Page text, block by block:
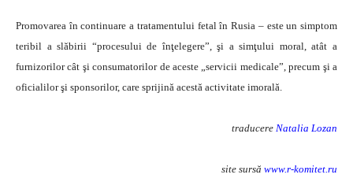
Promovarea în continuare a tratamentului fetal în Rusia – este un simptom
teribil a slăbirii “procesului de înţelegere”, şi a simţului moral, atât a
furnizorilor cât şi consumatorilor de aceste „servicii medicale”, precum şi a
oficialilor şi sponsorilor, care sprijină acestă activitate imorală.
traducere Natalia Lozan
site sursă www.r-komitet.ru